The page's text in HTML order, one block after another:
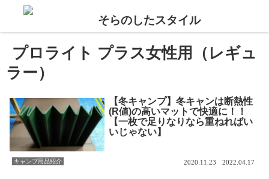
プロライト プラス女性用（レギュ
ラー）
キャンプ用品紹介
【冬キャンプ】冬キャンは断熱性
(R値)の高いマットで快適に！！
【一枚で足りなりなら重ねればい
いじゃない】
2020.11.23 2022.04.17